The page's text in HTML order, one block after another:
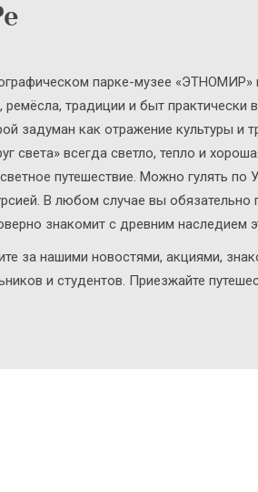
парке-музее «ЭТНОМИР»
ремёсла, традиции и быт
задуман как отражение культуры и
света» всегда светло, тепло и
путешествие. Можно гулять
В любом случае вы обязательно
знакомит с древним наследием
за нашими новостями, акциями,
и студентов. Приезжайте